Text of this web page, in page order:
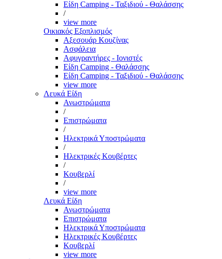
Είδη Camping - Ταξιδιού - Θαλάσσης
/
view more
Οικιακός Εξοπλισμός
Αξεσουάρ Κουζίνας
Ασφάλεια
Αφυγραντήρες - Ιονιστές
Είδη Camping - Θαλάσσης
Είδη Camping - Ταξιδιού - Θαλάσσης
view more
Λευκά Είδη
Ανωστρώματα
/
Επιστρώματα
/
Ηλεκτρικά Υποστρώματα
/
Ηλεκτρικές Κουβέρτες
/
Κουβερλί
/
view more
Λευκά Είδη
Ανωστρώματα
Επιστρώματα
Ηλεκτρικά Υποστρώματα
Ηλεκτρικές Κουβέρτες
Κουβερλί
view more